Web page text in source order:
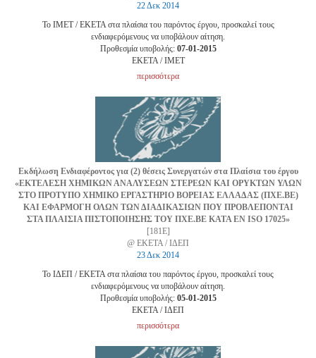
22 Δεκ 2014
Το ΙΜΕΤ / ΕΚΕΤΑ στα πλαίσια του παρόντος έργου, προσκαλεί τους
ενδιαφερόμενους να υποβάλουν αίτηση.
Προθεσμία υποβολής: 07-01-2015
EKETA / ΙΜΕΤ
περισσότερα
Εκδήλωση Ενδιαφέροντος για (2) θέσεις Συνεργατών στα Πλαίσια του έργου
«ΕΚΤΕΛΕΣΗ ΧΗΜΙΚΩΝ ΑΝΑΛΥΣΕΩΝ ΣΤΕΡΕΩΝ ΚΑΙ ΟΡΥΚΤΩΝ ΥΛΩΝ
ΣΤΟ ΠΡΟΤΥΠΟ ΧΗΜΙΚΟ ΕΡΓΑΣΤΗΡΙΟ ΒΟΡΕΙΑΣ ΕΛΛΑΔΑΣ (ΠΧΕ.ΒΕ)
ΚΑΙ ΕΦΑΡΜΟΓΗ ΟΛΩΝ ΤΩΝ ΔΙΑΔΙΚΑΣΙΩΝ ΠΟΥ ΠΡΟΒΛΕΠΟΝΤΑΙ
ΣΤΑ ΠΛΑΙΣΙΑ ΠΙΣΤΟΠΟΙΗΣΗΣ ΤΟΥ ΠΧΕ.ΒΕ ΚΑΤΑ EN ISO 17025»
[181Ε]
@ ΕΚΕΤΑ / ΙΔΕΠ
23 Δεκ 2014
Το ΙΔΕΠ / ΕΚΕΤΑ στα πλαίσια του παρόντος έργου, προσκαλεί τους
ενδιαφερόμενους να υποβάλουν αίτηση.
Προθεσμία υποβολής: 05-01-2015
EKETA / ΙΔΕΠ
περισσότερα